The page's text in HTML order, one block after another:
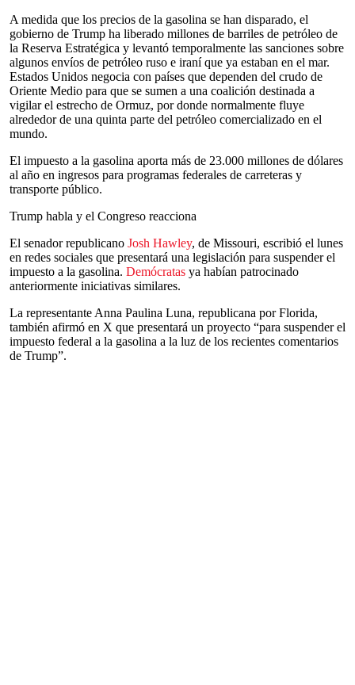
A medida que los precios de la gasolina se han disparado, el
gobierno de Trump ha liberado millones de barriles de petróleo de
la Reserva Estratégica y levantó temporalmente las sanciones sobre
algunos envíos de petróleo ruso e iraní que ya estaban en el mar.
Estados Unidos negocia con países que dependen del crudo de
Oriente Medio para que se sumen a una coalición destinada a
vigilar el estrecho de Ormuz, por donde normalmente fluye
alrededor de una quinta parte del petróleo comercializado en el
mundo.
El impuesto a la gasolina aporta más de 23.000 millones de dólares
al año en ingresos para programas federales de carreteras y
transporte público.
Trump habla y el Congreso reacciona
El senador republicano Josh Hawley, de Missouri, escribió el lunes
en redes sociales que presentará una legislación para suspender el
impuesto a la gasolina. Demócratas ya habían patrocinado
anteriormente iniciativas similares.
La representante Anna Paulina Luna, republicana por Florida,
también afirmó en X que presentará un proyecto “para suspender el
impuesto federal a la gasolina a la luz de los recientes comentarios
de Trump”.